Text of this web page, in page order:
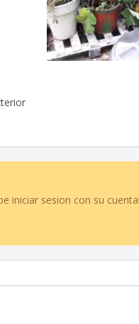
iniciar sesion con su cuenta!